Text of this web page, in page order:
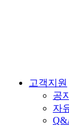
고객지원
공
자